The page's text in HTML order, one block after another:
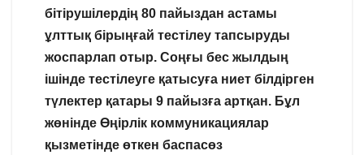
бітірушілердің 80 пайыздан астамы
ұлттық бірыңғай тестілеу тапсыруды
жоспарлап отыр. Соңғы бес жылдың
ішінде тестілеуге қатысуға ниет білдірген
түлектер қатары 9 пайызға артқан. Бұл
жөнінде Өңірлік коммуникациялар
қызметінде өткен баспасөз